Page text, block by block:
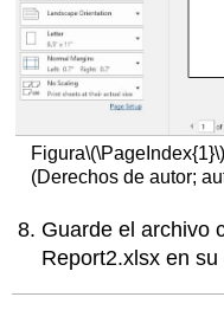
Figura\(\PageIndex{1}\)
(Derechos de autor;
Guarde el archivo
Report2.xlsx en